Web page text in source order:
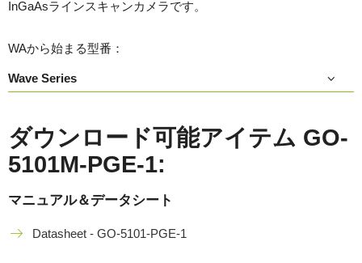
InGaAsラインスキャンカメラです。
WAから始まる型番：
Wave Series
ダウンロード可能アイテム GO-
5101M-PGE-1:
マニュアル＆データシート
Datasheet - GO-5101-PGE-1